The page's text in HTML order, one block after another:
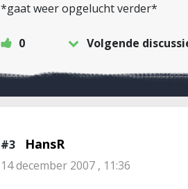
*gaat weer opgelucht verder*
0 Volgende
#3 HansR
14 december 2007 , 11:36